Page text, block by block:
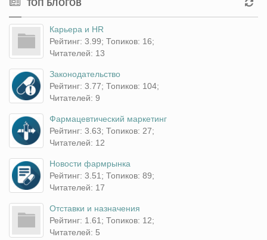
ТОП БЛОГОВ
Карьера и HR
Рейтинг: 3.99; Топиков: 16;
Читателей: 13
Законодательство
Рейтинг: 3.77; Топиков: 104;
Читателей: 9
Фармацевтический маркетинг
Рейтинг: 3.63; Топиков: 27;
Читателей: 12
Новости фармрынка
Рейтинг: 3.51; Топиков: 89;
Читателей: 17
Отставки и назначения
Рейтинг: 1.61; Топиков: 12;
Читателей: 5